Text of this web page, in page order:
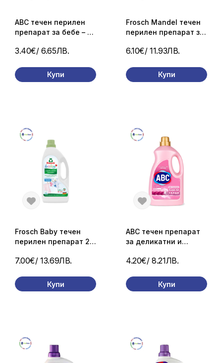
3.40€/ 6.65ЛВ.
ABC течен перилен
препарат за бебе – 1,5
Купи
6.10€/ 11.93ЛВ.
Frosch Mandel течен
перилен препарат за
пр./ 1,5 л.
Купи
7.00€/ 13.69ЛВ.
Frosch Baby течен
перилен препарат 21
Купи
4.20€/ 8.21ЛВ.
ABC течен препарат
за деликатни и
(50 пранета)
Купи